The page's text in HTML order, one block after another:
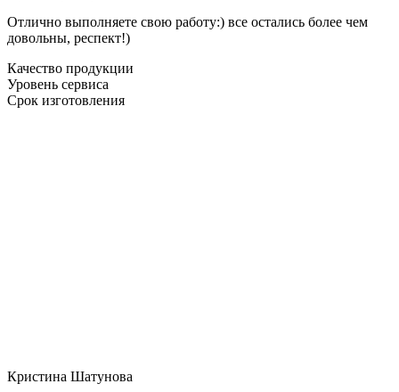
Отлично выполняете свою работу:) все остались более чем
довольны, респект!)
Качество продукции
Уровень сервиса
Срок изготовления
Кристина Шатунова